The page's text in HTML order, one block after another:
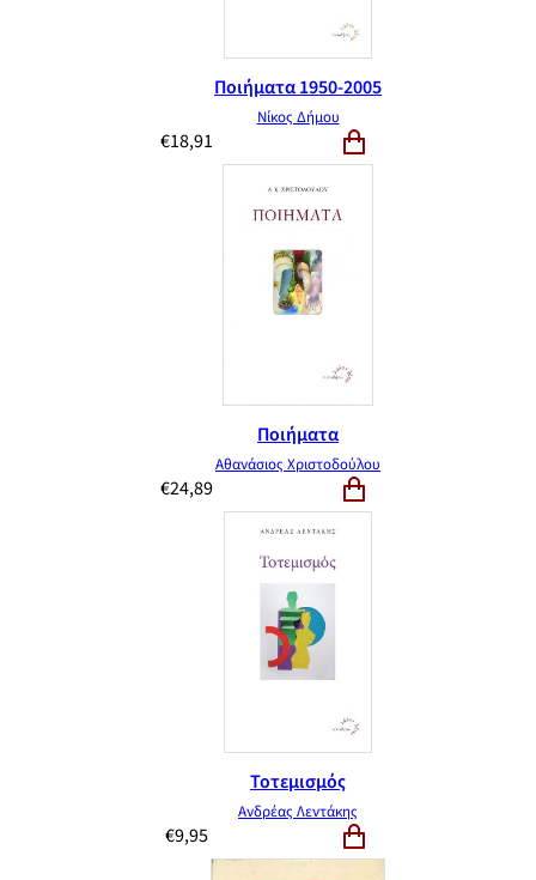
Ποιήματα 1950-2005
Νίκος Δήμου
€18,91
Ποιήματα
Αθανάσιος Χριστοδούλου
€24,89
Τοτεμισμός
Ανδρέας Λεντάκης
€9,95